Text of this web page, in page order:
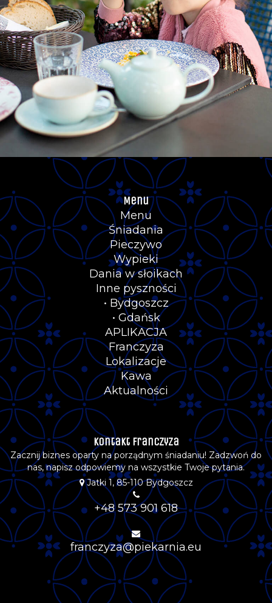
Menu
Menu
Śniadania
Pieczywo
Wypieki
Dania w słoikach
Inne pyszności
• Bydgoszcz
• Gdańsk
APLIKACJA
Franczyza
Lokalizacje
Kawa
Aktualności
Kontakt Franczyza
Zacznij biznes oparty na porządnym śniadaniu! Zadzwoń do
nas, napisz odpowiemy na wszystkie Twoje pytania.
Jatki 1, 85-110 Bydgoszcz
+48 573 901 618
franczyza@piekarnia.eu